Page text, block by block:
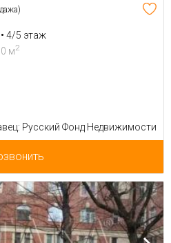
• 4/5 этаж
м2
Русский Фонд Недвижимости